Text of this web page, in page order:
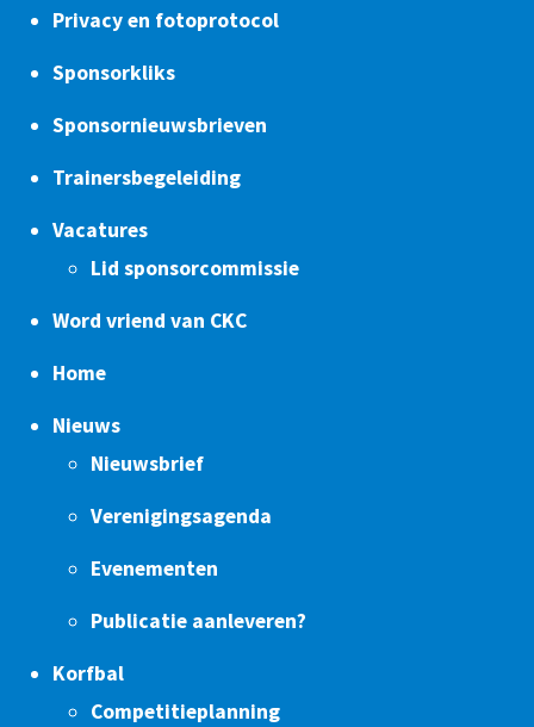
Privacy en fotoprotocol
Sponsorkliks
Sponsornieuwsbrieven
Trainersbegeleiding
Vacatures
Lid sponsorcommissie
Word vriend van CKC
Home
Nieuws
Nieuwsbrief
Verenigingsagenda
Evenementen
Publicatie aanleveren?
Korfbal
Competitieplanning